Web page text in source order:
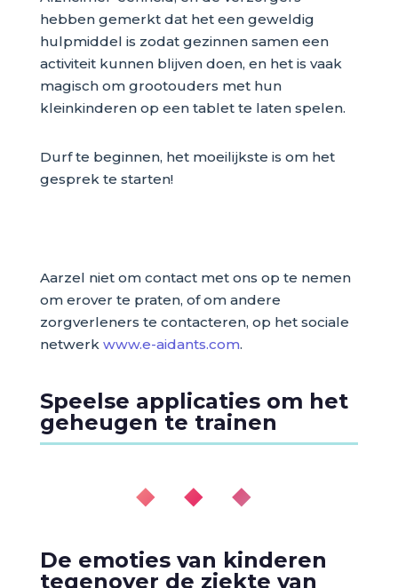
hebben gemerkt dat het een geweldig
hulpmiddel is zodat gezinnen samen een
activiteit kunnen blijven doen, en het is vaak
magisch om grootouders met hun
kleinkinderen op een tablet te laten spelen.
Durf te beginnen, het moeilijkste is om het
gesprek te starten!
Aarzel niet om contact met ons op te nemen
om erover te praten, of om andere
zorgverleners te contacteren, op het sociale
netwerk www.e-aidants.com.
Speelse applicaties om het
geheugen te trainen
◆ ◆ ◆
De emoties van kinderen
tegenover de ziekte van